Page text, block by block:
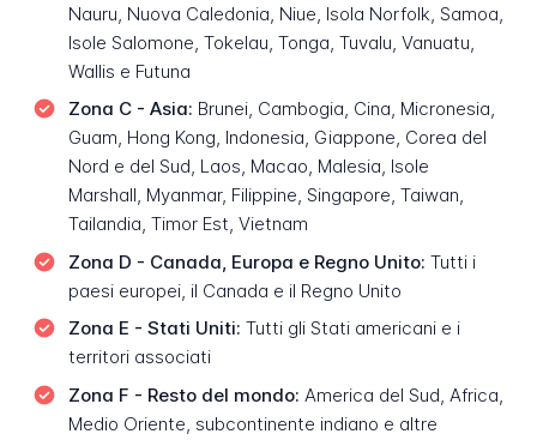
Nauru, Nuova Caledonia, Niue, Isola Norfolk, Samoa,
Isole Salomone, Tokelau, Tonga, Tuvalu, Vanuatu,
Wallis e Futuna
Zona C - Asia: Brunei, Cambogia, Cina, Micronesia,
Guam, Hong Kong, Indonesia, Giappone, Corea del
Nord e del Sud, Laos, Macao, Malesia, Isole
Marshall, Myanmar, Filippine, Singapore, Taiwan,
Tailandia, Timor Est, Vietnam
Zona D - Canada, Europa e Regno Unito: Tutti i
paesi europei, il Canada e il Regno Unito
Zona E - Stati Uniti: Tutti gli Stati americani e i
territori associati
Zona F - Resto del mondo: America del Sud, Africa,
Medio Oriente, subcontinente indiano e altre